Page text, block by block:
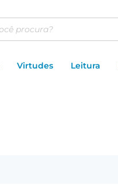
Virtudes Leitura